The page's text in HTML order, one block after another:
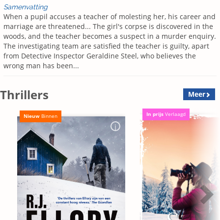
Samenvatting
When a pupil accuses a teacher of molesting her, his career and
marriage are threatened... The girl's corpse is discovered in the
woods, and the teacher becomes a suspect in a murder enquiry.
The investigating team are satisfied the teacher is guilty, apart
from Detective Inspector Geraldine Steel, who believes the
wrong man has been...
Thrillers Meer
Nieuw Binnen In prijs Verlaagd